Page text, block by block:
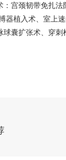
：宫颈韧带免扎
器植入术、室上
球囊扩张术、穿